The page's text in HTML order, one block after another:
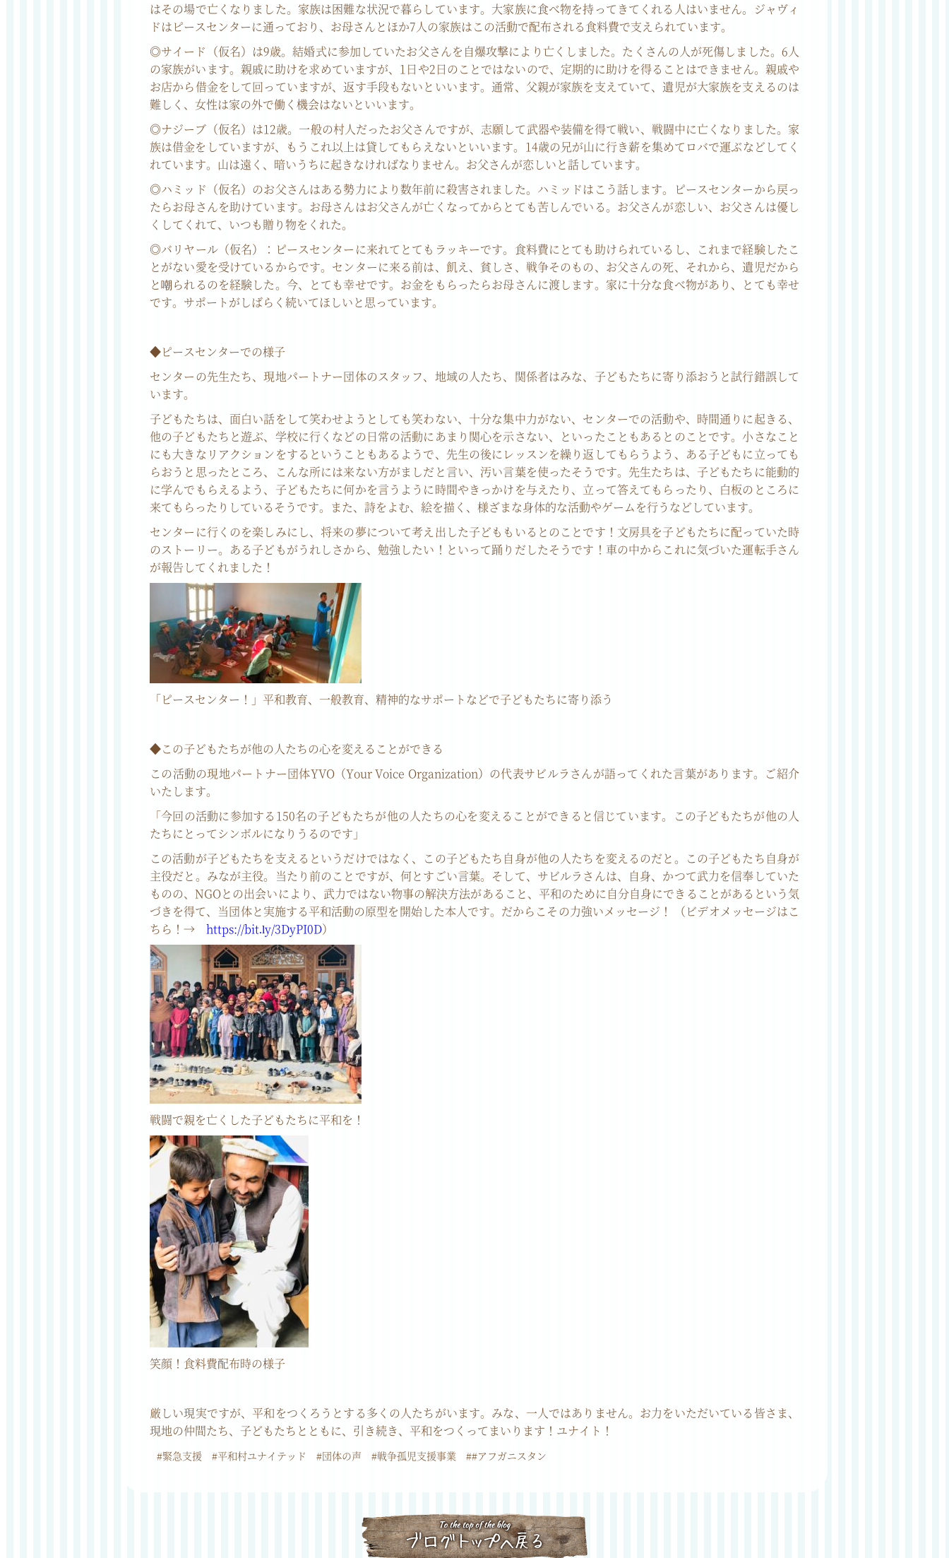
はその場で亡くなりました。家族は困難な状況で暮らしています。大家族に食べ物を持ってきてくれる人はいません。ジャヴィ
ドはピースセンターに通っており、お母さんとほか7人の家族はこの活動で配布される食料費で支えられています。
◎サイード（仮名）は9歳。結婚式に参加していたお父さんを自爆攻撃により亡くしました。たくさんの人が死傷しました。6人
の家族がいます。親戚に助けを求めていますが、1日や2日のことではないので、定期的に助けを得ることはできません。親戚や
お店から借金をして回っていますが、返す手段もないといいます。通常、父親が家族を支えていて、遺児が大家族を支えるのは
難しく、女性は家の外で働く機会はないといいます。
◎ナジーブ（仮名）は12歳。一般の村人だったお父さんですが、志願して武器や装備を得て戦い、戦闘中に亡くなりました。家
族は借金をしていますが、もうこれ以上は貸してもらえないといいます。14歳の兄が山に行き薪を集めてロバで運ぶなどしてく
れています。山は遠く、暗いうちに起きなければなりません。お父さんが恋しいと話しています。
◎ハミッド（仮名）のお父さんはある勢力により数年前に殺害されました。ハミッドはこう話します。ピースセンターから戻っ
たらお母さんを助けています。お母さんはお父さんが亡くなってからとても苦しんでいる。お父さんが恋しい、お父さんは優し
くしてくれて、いつも贈り物をくれた。
◎バリヤール（仮名）：ピースセンターに来れてとてもラッキーです。食料費にとても助けられているし、これまで経験したこ
とがない愛を受けているからです。センターに来る前は、飢え、貧しさ、戦争そのもの、お父さんの死、それから、遺児だから
と嘲られるのを経験した。今、とても幸せです。お金をもらったらお母さんに渡します。家に十分な食べ物があり、とても幸せ
です。サポートがしばらく続いてほしいと思っています。
◆ピースセンターでの様子
センターの先生たち、現地パートナー団体のスタッフ、地域の人たち、関係者はみな、子どもたちに寄り添おうと試行錯誤して
います。
子どもたちは、面白い話をして笑わせようとしても笑わない、十分な集中力がない、センターでの活動や、時間通りに起きる、
他の子どもたちと遊ぶ、学校に行くなどの日常の活動にあまり関心を示さない、といったこともあるとのことです。小さなこと
にも大きなリアクションをするということもあるようで、先生の後にレッスンを繰り返してもらうよう、ある子どもに立っても
らおうと思ったところ、こんな所には来ない方がましだと言い、汚い言葉を使ったそうです。先生たちは、子どもたちに能動的
に学んでもらえるよう、子どもたちに何かを言うように時間やきっかけを与えたり、立って答えてもらったり、白板のところに
来てもらったりしているそうです。また、詩をよむ、絵を描く、様ざまな身体的な活動やゲームを行うなどしています。
センターに行くのを楽しみにし、将来の夢について考え出した子どももいるとのことです！文房具を子どもたちに配っていた時
のストーリー。ある子どもがうれしさから、勉強したい！といって踊りだしたそうです！車の中からこれに気づいた運転手さん
が報告してくれました！
「ピースセンター！」平和教育、一般教育、精神的なサポートなどで子どもたちに寄り添う
◆この子どもたちが他の人たちの心を変えることができる
この活動の現地パートナー団体YVO（Your Voice Organization）の代表サビルラさんが語ってくれた言葉があります。ご紹介
いたします。
「今回の活動に参加する150名の子どもたちが他の人たちの心を変えることができると信じています。この子どもたちが他の人
たちにとってシンボルになりうるのです」
この活動が子どもたちを支えるというだけではなく、この子どもたち自身が他の人たちを変えるのだと。この子どもたち自身が
主役だと。みなが主役。当たり前のことですが、何とすごい言葉。そして、サビルラさんは、自身、かつて武力を信奉していた
ものの、NGOとの出会いにより、武力ではない物事の解決方法があること、平和のために自分自身にできることがあるという気
づきを得て、当団体と実施する平和活動の原型を開始した本人です。だからこその力強いメッセージ！ （ビデオメッセージはこ
ちら！→ https://bit.ly/3DyPI0D）
戦闘で親を亡くした子どもたちに平和を！
笑顔！食料費配布時の様子
厳しい現実ですが、平和をつくろうとする多くの人たちがいます。みな、一人ではありません。お力をいただいている皆さま、
現地の仲間たち、子どもたちとともに、引き続き、平和をつくってまいります！ユナイト！
#緊急支援 #平和村ユナイテッド #団体の声 #戦争孤児支援事業 ##アフガニスタン